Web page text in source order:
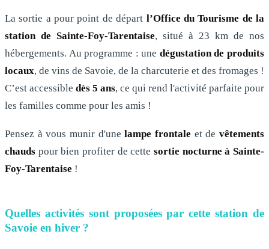
La sortie a pour point de départ l’Office du Tourisme de la
station de Sainte-Foy-Tarentaise, situé à 23 km de nos
hébergements. Au programme : une dégustation de produits
locaux, de vins de Savoie, de la charcuterie et des fromages !
C’est accessible dès 5 ans, ce qui rend l'activité parfaite pour
les familles comme pour les amis !
Pensez à vous munir d'unelampe frontale et devêtements
chauds pour bien profiter de cette sortie nocturne à Sainte-
Foy-Tarentaise !
Quelles activités sont proposées par cette station de
Savoie en hiver ?